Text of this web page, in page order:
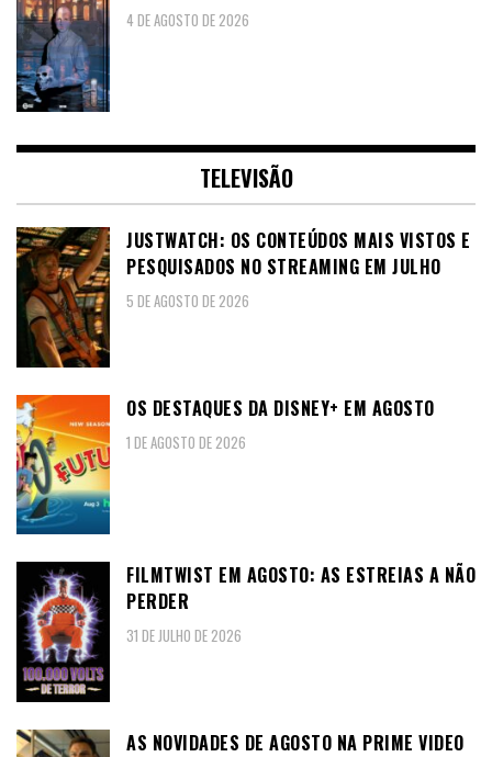
4 DE AGOSTO DE 2026
TELEVISÃO
JUSTWATCH: OS CONTEÚDOS MAIS VISTOS E
PESQUISADOS NO STREAMING EM JULHO
5 DE AGOSTO DE 2026
OS DESTAQUES DA DISNEY+ EM AGOSTO
1 DE AGOSTO DE 2026
FILMTWIST EM AGOSTO: AS ESTREIAS A NÃO
PERDER
31 DE JULHO DE 2026
AS NOVIDADES DE AGOSTO NA PRIME VIDEO